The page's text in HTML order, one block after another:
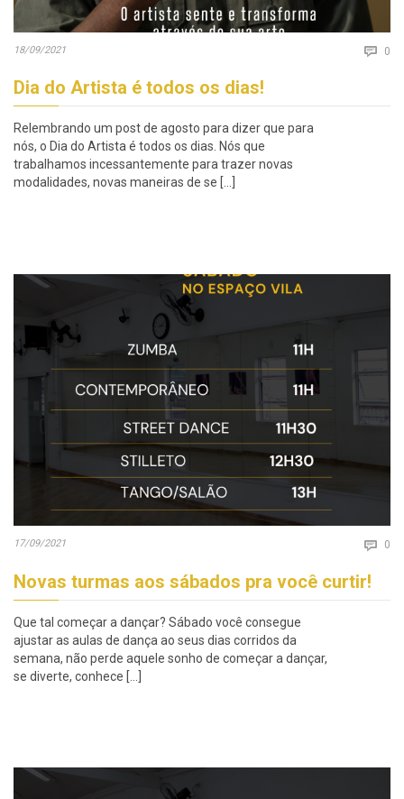
18/09/2021  0
Dia do Artista é todos os dias!
Relembrando um post de agosto para dizer que para
nós, o Dia do Artista é todos os dias. Nós que
trabalhamos incessantemente para trazer novas
modalidades, novas maneiras de se […]
17/09/2021  0
Novas turmas aos sábados pra você curtir!
Que tal começar a dançar? Sábado você consegue
ajustar as aulas de dança ao seus dias corridos da
semana, não perde aquele sonho de começar a dançar,
se diverte, conhece […]